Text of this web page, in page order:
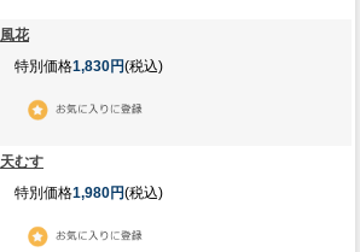
風花
特別価格1,830円(税込)
天むす
特別価格1,980円(税込)